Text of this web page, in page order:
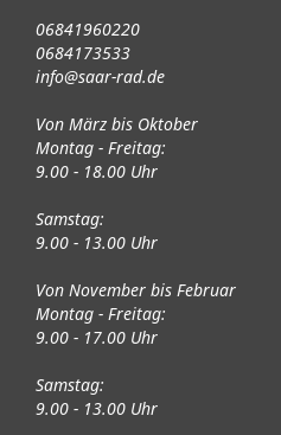
06841960220
0684173533
info@saar-rad.de
Von März bis Oktober
Montag - Freitag:
9.00 - 18.00 Uhr
Samstag:
9.00 - 13.00 Uhr
Von November bis Februar
Montag - Freitag:
9.00 - 17.00 Uhr
Samstag:
9.00 - 13.00 Uhr